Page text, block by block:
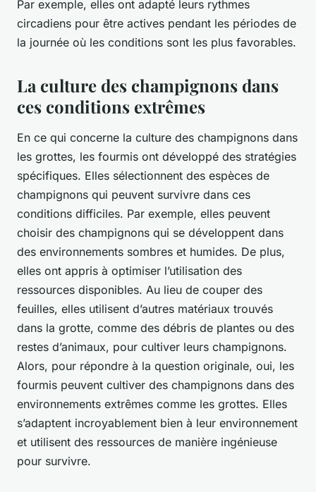
Par exemple, elles ont adapté leurs rythmes
circadiens pour être actives pendant les périodes de
la journée où les conditions sont les plus favorables.
La culture des champignons dans
ces conditions extrêmes
En ce qui concerne la culture des champignons dans
les grottes, les fourmis ont développé des stratégies
spécifiques. Elles sélectionnent des espèces de
champignons qui peuvent survivre dans ces
conditions difficiles. Par exemple, elles peuvent
choisir des champignons qui se développent dans
des environnements sombres et humides. De plus,
elles ont appris à optimiser l’utilisation des
ressources disponibles. Au lieu de couper des
feuilles, elles utilisent d’autres matériaux trouvés
dans la grotte, comme des débris de plantes ou des
restes d’animaux, pour cultiver leurs champignons.
Alors, pour répondre à la question originale, oui, les
fourmis peuvent cultiver des champignons dans des
environnements extrêmes comme les grottes. Elles
s’adaptent incroyablement bien à leur environnement
et utilisent des ressources de manière ingénieuse
pour survivre.